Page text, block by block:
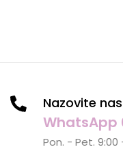
Nazovite nas
WhatsApp
Pon. - Pet. 9:00